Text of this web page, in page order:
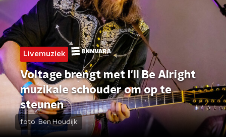
Livemuziek
Voltage brengt met I'll Be Alright
muzikale schouder om op te
steunen
foto: Ben Houdijk